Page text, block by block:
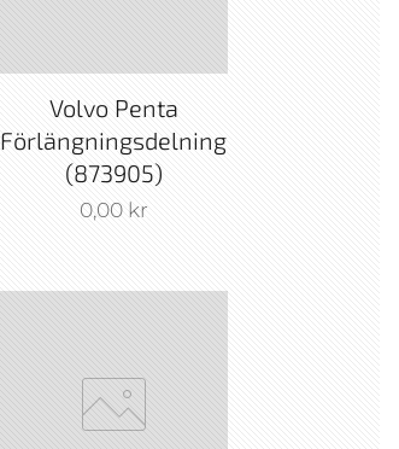
Volvo Penta
Förlängningsdelning
(873905)
0,00kr